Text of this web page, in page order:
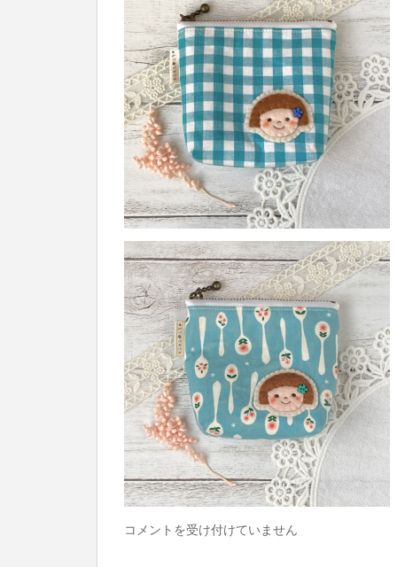
く
は
と
コメントを受け付けていません